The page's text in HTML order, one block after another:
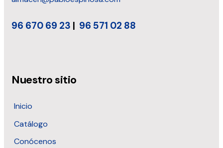
96 670 69 23 | 96 571 02 88
Nuestro sitio
Inicio
Catálogo
Conócenos